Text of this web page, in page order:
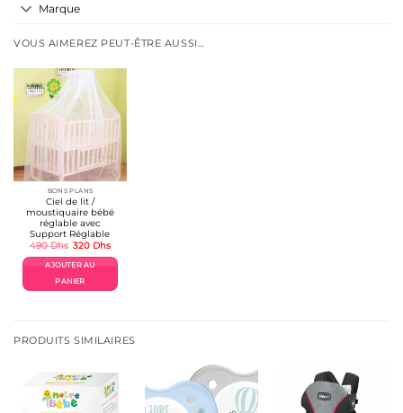
Marque
VOUS AIMEREZ PEUT-ÊTRE AUSSI…
BONS PLANS
Ciel de lit /
moustiquaire bébé
réglable avec
Support Réglable
490Dhs Le
initial
était :
490 Dhs.
320 DhsLe
actuel
AJOUTER AU
PANIER
PRODUITS SIMILAIRES